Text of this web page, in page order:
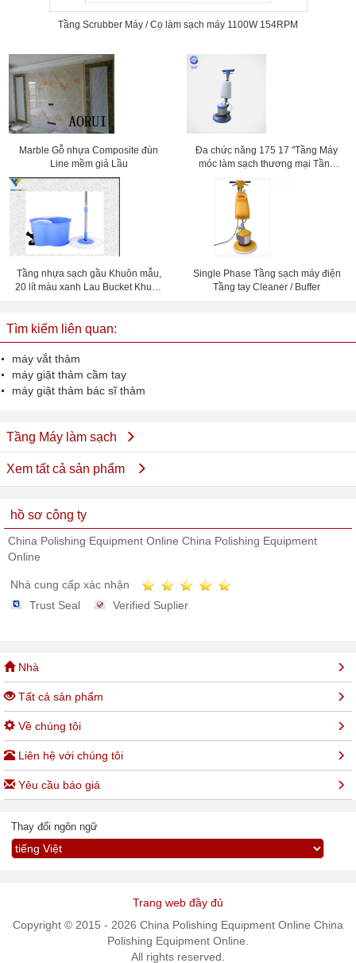
Tầng Scrubber Máy / Cọ làm sạch máy 1100W 154RPM
Marble Gỗ nhựa Composite đùn
Line mềm giả Lầu
Đa chức năng 175 17 "Tầng Máy
móc làm sạch thương mại Tầng
Tầng nhựa sạch gầu Khuôn mẫu,
20 lít màu xanh Lau Bucket Khuôn
Single Phase Tầng sạch máy điện
Tầng tay Cleaner / Buffer
Tìm kiếm liên quan:
máy vắt thảm
máy giặt thảm cầm tay
máy giặt thảm bác sĩ thảm
Tầng Máy làm sạch
Xem tất cả sản phẩm
hồ sơ công ty
China Polishing Equipment Online China Polishing Equipment
Online
Nhà cung cấp xác nhận
Trust Seal
Verified Suplier
Nhà
Tất cả sản phẩm
Về chúng tôi
Liên hệ với chúng tôi
Yêu cầu báo giá
Thay đổi ngôn ngữ
Trang web đầy đủ
Copyright © 2015 - 2026 China Polishing Equipment Online China
Polishing Equipment Online.
All rights reserved.